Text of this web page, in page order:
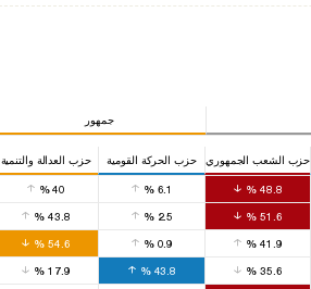
جمهور
حزب العدالة والتنمية حزب الحركة القومية حزب الشعب الجمهوري
%40 %6.1 % 48.8
% 43.8 %2.5 % 51.6
% 54.6 %0.9 % 41.9
% 17.9 %43.8 % 35.6